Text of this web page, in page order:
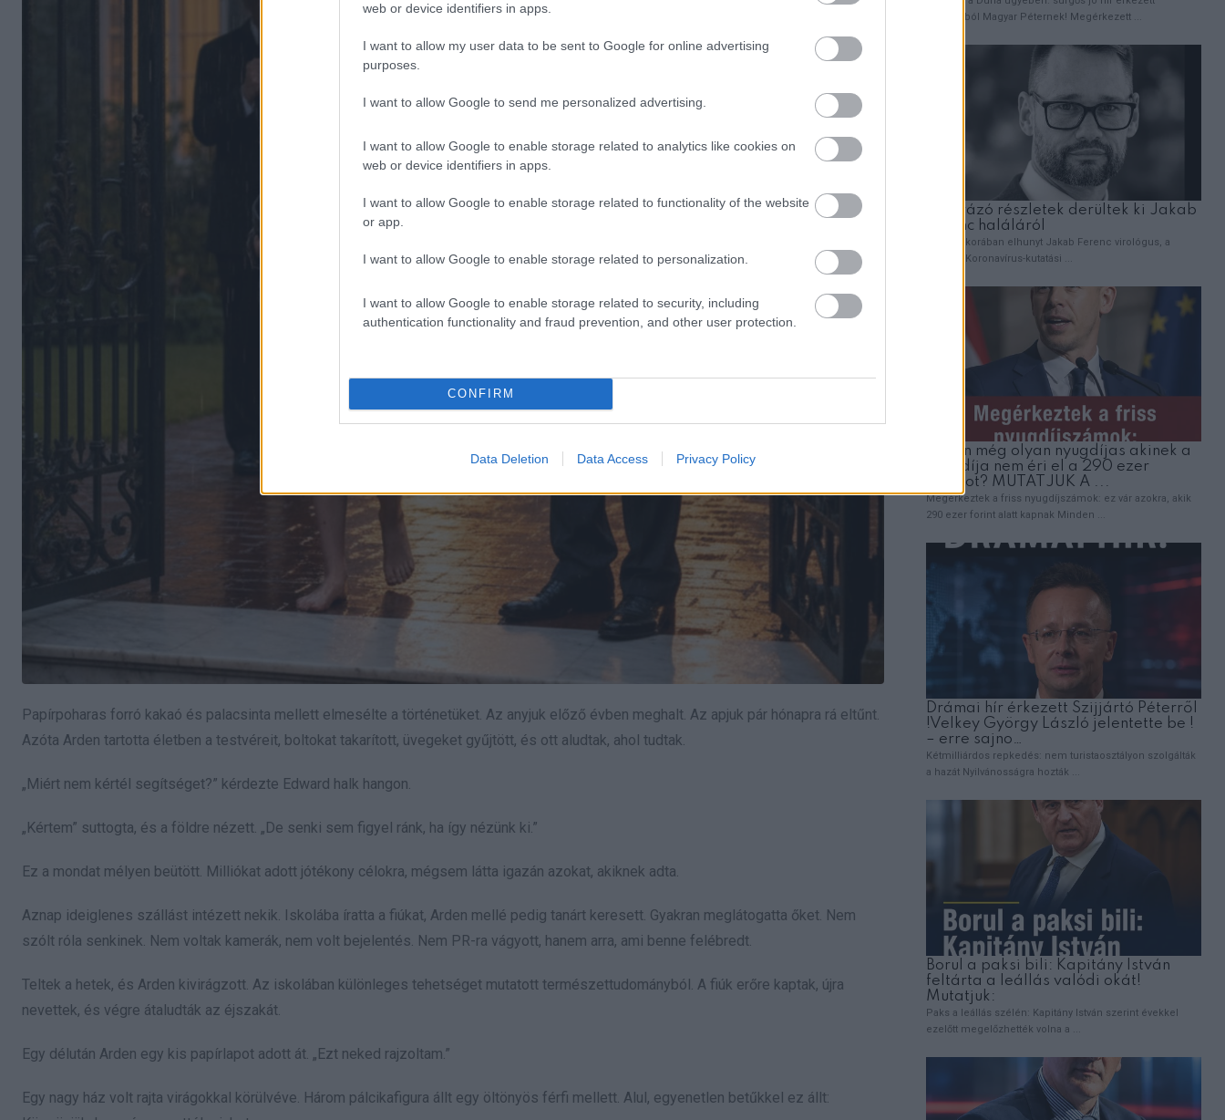
web or device identifiers in apps.
I want to allow my user data to be sent to Google for online advertising
purposes.
I want to allow Google to send me personalized advertising.
I want to allow Google to enable storage related to analytics like cookies on
web or device identifiers in apps.
I want to allow Google to enable storage related to functionality of the website
or app.
I want to allow Google to enable storage related to personalization.
I want to allow Google to enable storage related to security, including
authentication functionality and fraud prevention, and other user protection.
CONFIRM
Data Deletion Data Access Privacy Policy
Papírpoharas forró kakaó és palacsinta mellett elmesélte a történetüket. Az anyjuk előző évben meghalt. Az apjuk pár hónapra rá eltűnt.
Azóta Arden tartotta életben a testvéreit, boltokat takarított, üvegeket gyűjtött, és ott aludtak, ahol tudtak.
„Miért nem kértél segítséget?” kérdezte Edward halk hangon.
„Kértem” suttogta, és a földre nézett. „De senki sem figyel ránk, ha így nézünk ki.”
Ez a mondat mélyen beütött. Milliókat adott jótékony célokra, mégsem látta igazán azokat, akiknek adta.
Aznap ideiglenes szállást intézett nekik. Iskolába íratta a fiúkat, Arden mellé pedig tanárt keresett. Gyakran meglátogatta őket. Nem
szólt róla senkinek. Nem voltak kamerák, nem volt bejelentés. Nem PR-ra vágyott, hanem arra, ami benne felébredt.
Teltek a hetek, és Arden kivirágzott. Az iskolában különleges tehetséget mutatott természettudományból. A fiúk erőre kaptak, újra
nevettek, és végre átaludták az éjszakát.
Egy délután Arden egy kis papírlapot adott át. „Ezt neked rajzoltam.”
Egy nagy ház volt rajta virágokkal körülvéve. Három pálcikafigura állt egy öltönyös férfi mellett. Alul, egyenetlen betűkkel ez állt: